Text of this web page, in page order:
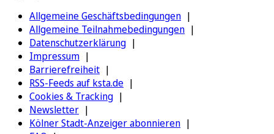
Allgemeine Geschäftsbedingungen
Allgemeine Teilnahmebedingungen
Datenschutzerklärung
Impressum
Barrierefreiheit
RSS-Feeds auf ksta.de
Cookies & Tracking
Newsletter
Kölner Stadt-Anzeiger abonnieren